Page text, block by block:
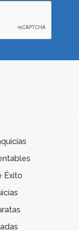
Éxito